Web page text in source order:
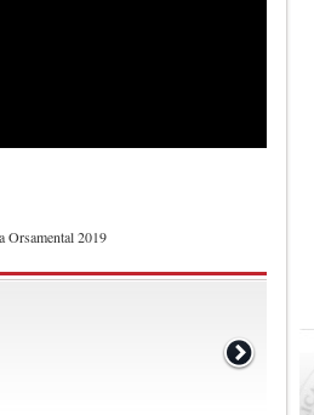
Orsamental 2019